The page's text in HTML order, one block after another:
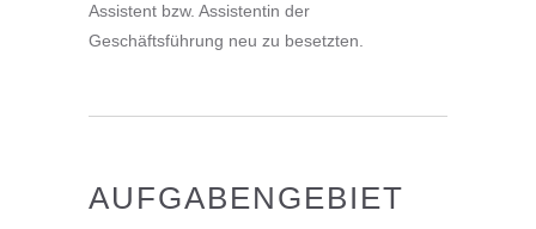
Assistent bzw. Assistentin der
Geschäftsführung neu zu besetzten.
AUFGABENGEBIET